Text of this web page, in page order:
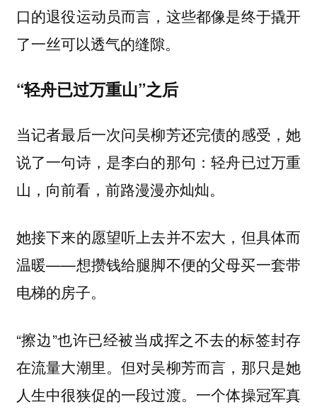
口的退役运动员而言，这些都像是终于撬开
了一丝可以透气的缝隙。
“轻舟已过万重山”之后
当记者最后一次问吴柳芳还完债的感受，她
说了一句诗，是李白的那句：轻舟已过万重
山，向前看，前路漫漫亦灿灿。
她接下来的愿望听上去并不宏大，但具体而
温暖——想攒钱给腿脚不便的父母买一套带
电梯的房子。
“擦边”也许已经被当成挥之不去的标签封存
在流量大潮里。但对吴柳芳而言，那只是她
人生中很狭促的一段过渡。一个体操冠军真